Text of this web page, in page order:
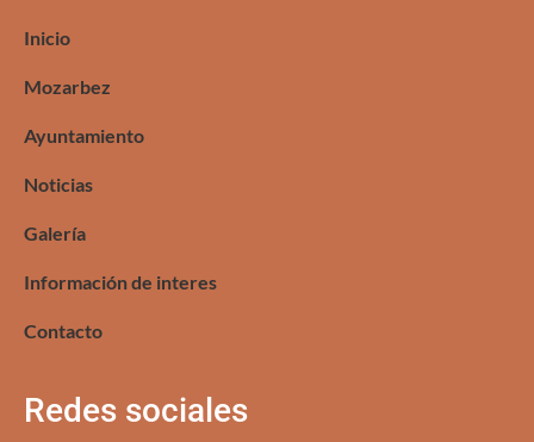
Inicio
Mozarbez
Ayuntamiento
Noticias
Galería
Información de interes
Contacto
Redes sociales